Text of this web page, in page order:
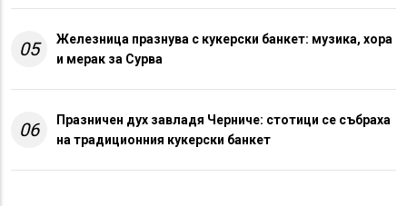
05
Железница празнува с кукерски банкет: музика, хора
и мерак за Сурва
06
Празничен дух завладя Черниче: стотици се събраха
на традиционния кукерски банкет